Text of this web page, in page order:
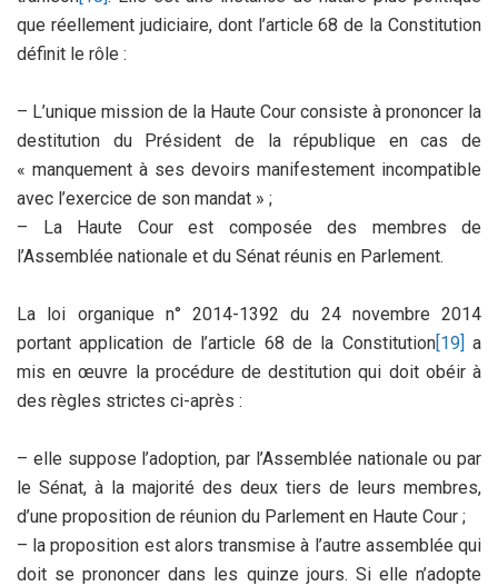
que réellement judiciaire, dont l’article 68 de la Constitution
définit le rôle :
– L’unique mission de la Haute Cour consiste à prononcer la
destitution du Président de la république en cas de
« manquement à ses devoirs manifestement incompatible
avec l’exercice de son mandat » ;
– La Haute Cour est composée des membres de
l’Assemblée nationale et du Sénat réunis en Parlement.
La loi organique n° 2014-1392 du 24 novembre 2014
portant application de l’article 68 de la Constitution[19] a
mis en œuvre la procédure de destitution qui doit obéir à
des règles strictes ci-après :
– elle suppose l’adoption, par l’Assemblée nationale ou par
le Sénat, à la majorité des deux tiers de leurs membres,
d’une proposition de réunion du Parlement en Haute Cour ;
– la proposition est alors transmise à l’autre assemblée qui
doit se prononcer dans les quinze jours. Si elle n’adopte